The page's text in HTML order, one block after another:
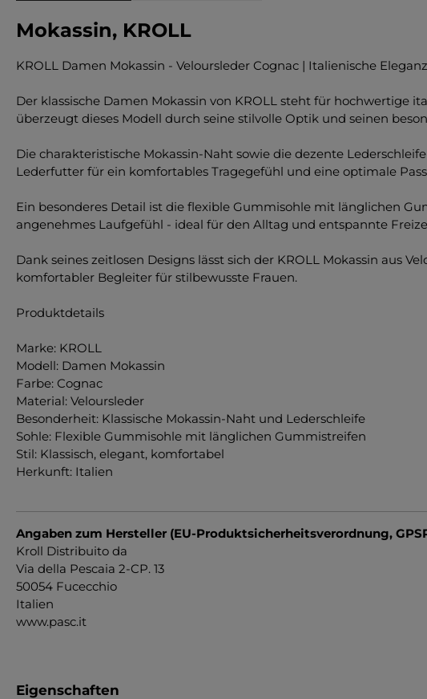
Mokassin, KROLL
KROLL Damen Mokassin - Veloursleder Cognac | Italienische Eleganz
Der klassische Damen Mokassin von KROLL steht für hochwertige
überzeugt dieses Modell durch seine stilvolle Optik und seinen
Die charakteristische Mokassin-Naht sowie die dezente
Lederfutter für ein komfortables Tragegefühl und eine optimale
Ein besonderes Detail ist die flexible Gummisohle mit länglichen
angenehmes Laufgefühl - ideal für den Alltag und entspannte
Dank seines zeitlosen Designs lässt sich der KROLL Mokassin aus
komfortabler Begleiter für stilbewusste Frauen.
Produktdetails
Marke: KROLL
Modell: Damen Mokassin
Farbe: Cognac
Material: Veloursleder
Besonderheit: Klassische Mokassin-Naht und Lederschleife
Sohle: Flexible Gummisohle mit länglichen Gummistreifen
Stil: Klassisch, elegant, komfortabel
Herkunft: Italien
Angaben zum Hersteller (EU-Produktsicherheitsverordnung,
Kroll Distribuito da
Via della Pescaia 2-CP. 13
50054 Fucecchio
Italien
www.pasc.it
Eigenschaften